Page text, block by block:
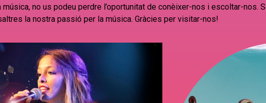
no us podeu perdre l’oportunitat de conèixer-nos i escoltar-nos.
la nostra passió per la música. Gràcies per visitar-nos!